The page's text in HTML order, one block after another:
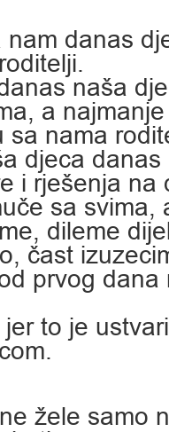
danas
naša
a
sa nama
djeca danas
i rješenja na
sa svima,
dileme
čast
prvog dana
to je
žele samo